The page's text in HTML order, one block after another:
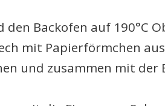
den Backofen auf 190°C
mit Papierförmchen
und zusammen mit